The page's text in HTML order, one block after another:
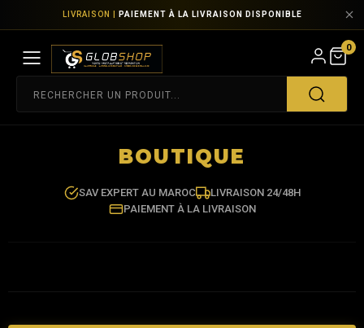
LIVRAISON | PAIEMENT À LA LIVRAISON DISPONIBLE
0
BOUTIQUE
SAV EXPERT AU MAROC
LIVRAISON 24/48H
PAIEMENT À LA LIVRAISON